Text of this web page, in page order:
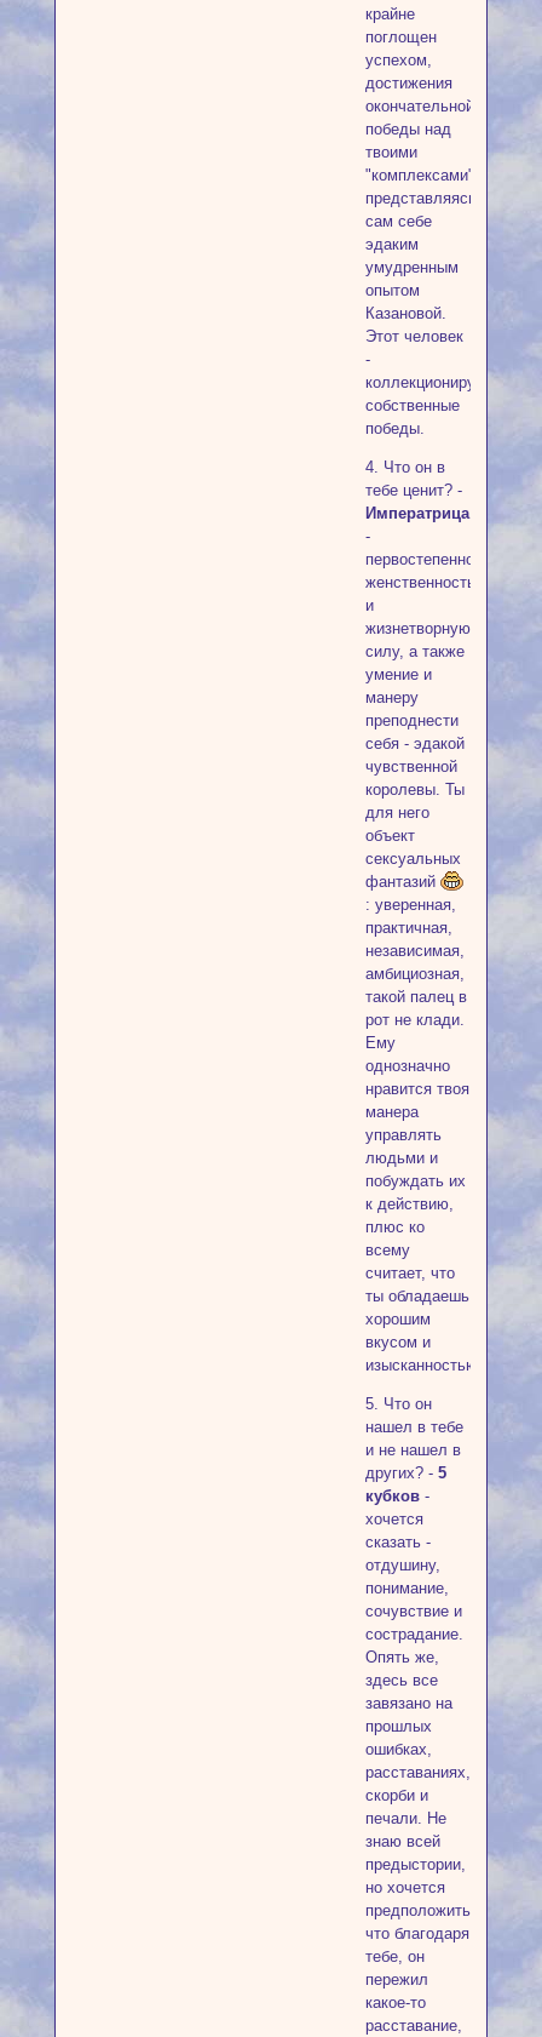
крайне
поглощен
успехом,
достижения
окончательной
победы над
твоими
"комплексами",
представляясь
сам себе
эдаким
умудренным
опытом
Казановой.
Этот человек
-
коллекционирует
собственные
победы.
4. Что он в
тебе ценит? -
Императрица
-
первостепенно
женственность
и
жизнетворную
силу, а также
умение и
манеру
преподнести
себя - эдакой
чувственной
королевы. Ты
для него
объект
сексуальных
фантазий
: уверенная,
практичная,
независимая,
амбициозная,
такой палец в
рот не клади.
Ему
однозначно
нравится твоя
манера
управлять
людьми и
побуждать их
к действию,
плюс ко
всему
считает, что
ты обладаешь
хорошим
вкусом и
изысканностью.
5. Что он
нашел в тебе
и не нашел в
других? - 5
кубков-
хочется
сказать -
отдушину,
понимание,
сочувствие и
сострадание.
Опять же,
здесь все
завязано на
прошлых
ошибках,
расставаниях,
скорби и
печали. Не
знаю всей
предыстории,
но хочется
предположить,
что благодаря
тебе, он
пережил
какое-то
расставание,